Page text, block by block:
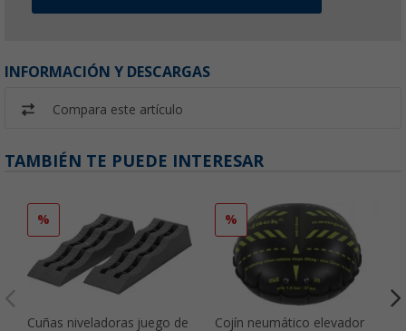
INFORMACIÓN Y DESCARGAS
Compara este artículo
TAMBIÉN TE PUEDE INTERESAR
%
Cuñas niveladoras juego de
%
Cojín neumático elevador